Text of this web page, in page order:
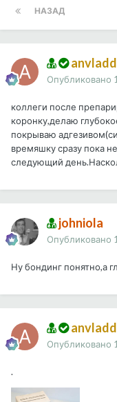
НАЗАД
anvladd
Опубликовано
коллеги после
коронку,делаю
покрываю
времяшку сразу пока
следующий
johniola
Опубликовано
Ну бондинг понятно,а
anvladd
Опубликовано
.